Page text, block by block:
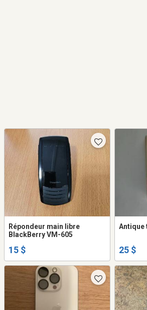
Répondeur main libre
BlackBerry VM-605
15 $
Antique
25 $